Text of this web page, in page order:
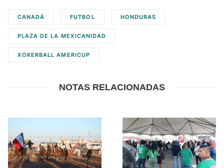
CANADÁ FUTBOL HONDURAS
PLAZA DE LA MEXICANIDAD
XOKERBALL AMERICUP
NOTAS RELACIONADAS